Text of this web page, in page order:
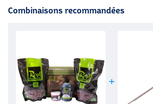
Combinaisons recommandées